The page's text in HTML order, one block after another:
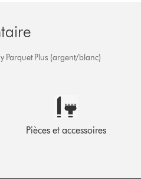
Parquet Plus (argent/blanc)
Pièces et accessoires